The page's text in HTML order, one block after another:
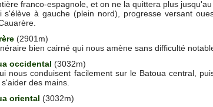
franco-espagnole, et on ne la quittera plus jusqu'au
s'élève à gauche (plein nord), progresse versant
(2901m)
bien cairné qui nous amène sans difficulté
occidental (3032m)
nous conduisent facilement sur le Batoua central,
des mains.
oriental (3032m)